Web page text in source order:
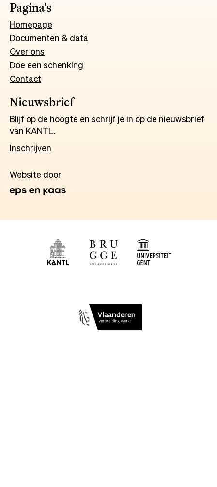
Pagina's
Homepage
Documenten & data
Over ons
Doe een schenking
Contact
Nieuwsbrief
Blijf op de hoogte en schrijf je in op de nieuwsbrief
van KANTL.
Inschrijven
Website door